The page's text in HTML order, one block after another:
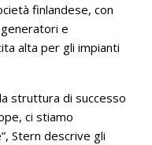
finlandese, con
e
alta per gli impianti
struttura di successo
ci stiamo
Stern descrive gli